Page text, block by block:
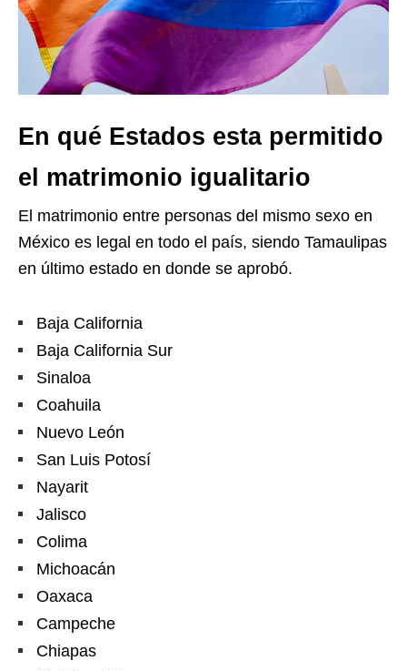
En qué Estados esta permitido
el matrimonio igualitario
El matrimonio entre personas del mismo sexo en
México es legal en todo el país, siendo Tamaulipas
en último estado en donde se aprobó.
Baja California
Baja California Sur
Sinaloa
Coahuila
Nuevo León
San Luis Potosí
Nayarit
Jalisco
Colima
Michoacán
Oaxaca
Campeche
Chiapas